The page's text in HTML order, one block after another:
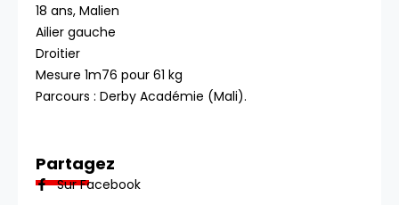
18 ans, Malien
Ailier gauche
Droitier
Mesure 1m76 pour 61 kg
Parcours : Derby Académie (Mali).
Partagez
Sur Facebook